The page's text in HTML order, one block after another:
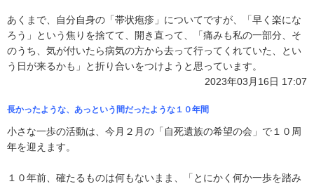
あくまで、自分自身の「帯状疱疹」についてですが、「早く楽にな
ろう」という焦りを捨てて、開き直って、「痛みも私の一部分、そ
のうち、気が付いたら病気の方から去って行ってくれていた、とい
う日が来るかも」と折り合いをつけようと思っています。
2023年03月16日 17:07
長かったような、あっという間だったような１０年間
小さな一歩の活動は、今月２月の「自死遺族の希望の会」で１０周
年を迎えます。
１０年前、確たるものは何もないまま、「とにかく何か一歩を踏み